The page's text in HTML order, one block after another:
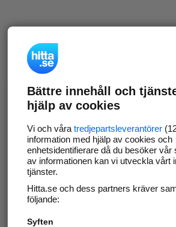
Bättre innehåll och
hjälp av cookies
Vi och våra tredjepartsleverantörer
information med hjälp av cookies och
enhetsidentifierare då du besöker vår
av informationen kan vi utveckla vårt
tjänster.
Hitta.se och dess partners kräver
följande:
Syften